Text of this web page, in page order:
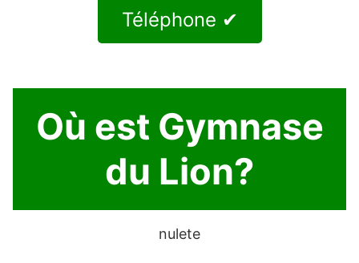
Téléphone ✔
Où est Gymnase
du Lion?
nulete